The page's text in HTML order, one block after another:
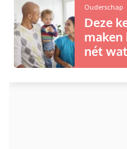
Ouderschap
Deze
maken
nét